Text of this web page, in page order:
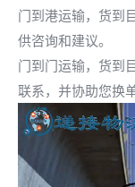
门到港运输，货到
供咨询和建议。
门到门运输，货到
联系，并协助您换